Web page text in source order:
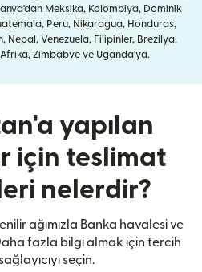
Meksika, Kolombiya, Dominik
Peru, Nikaragua, Honduras,
Nepal, Venezuela, Filipinler, Brezilya,
Zimbabve ve Uganda'ya.
yapılan
için teslimat
nelerdir?
ağımızla Banka havalesi ve
fazla bilgi almak için tercih
seçin.